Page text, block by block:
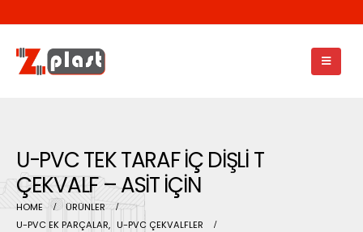
U-PVC TEK TARAF İÇ DİŞLİ T
ÇEKVALF – ASİT İÇİN
HOME
ÜRÜNLER
U-PVC EK PARÇALAR, U-PVC ÇEKVALFLER